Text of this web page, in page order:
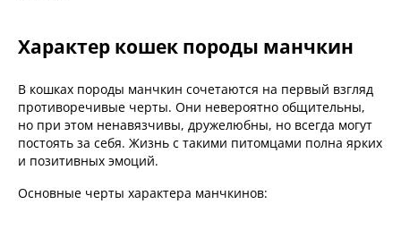
Характер кошек породы манчкин
В кошках породы манчкин сочетаются на первый взгляд
противоречивые черты. Они невероятно общительны,
но при этом ненавязчивы, дружелюбны, но всегда могут
постоять за себя. Жизнь с такими питомцами полна ярких
и позитивных эмоций.
Основные черты характера манчкинов: